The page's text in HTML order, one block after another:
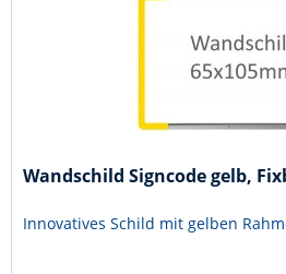
Wandschild Signcode gelb,
Innovatives Schild mit gelben